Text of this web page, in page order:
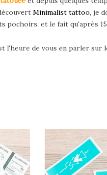
Minimalist tattoo, je
pochoirs, et le fait qu'après
l'heure de vous en parler sur